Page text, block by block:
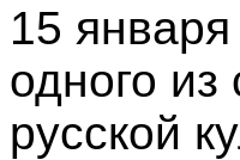
15
одного
русской